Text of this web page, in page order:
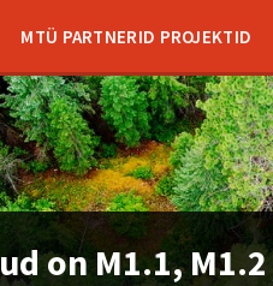
MTÜ PARTNERID PROJEKTID
on M1.1,